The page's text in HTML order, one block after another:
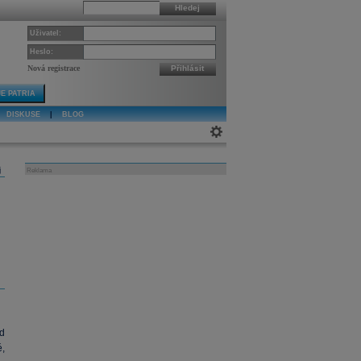
Hledej
Uživatel:
Heslo:
Nová registrace Přihlásit
PATRIA
DISKUSE BLOG
Reklama